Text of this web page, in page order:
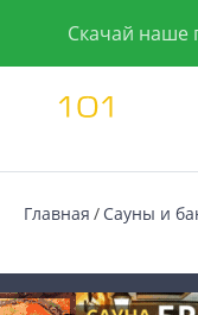
Скачай наше
Главная Сауны и